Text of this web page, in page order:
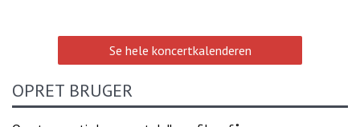
Se hele koncertkalenderen
OPRET BRUGER